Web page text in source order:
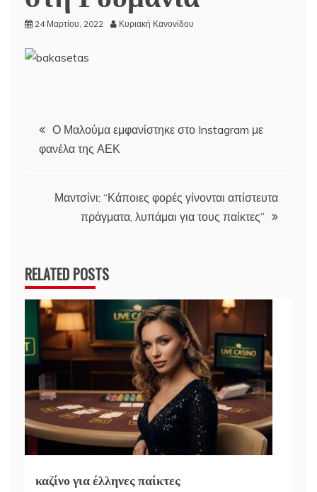
24 Μαρτίου, 2022 Κυριακή Κανονίδου
Πλοήγηση
άρθρων
Ο Μαλούμα εμφανίστηκε στο Instagram με
φανέλα της ΑΕΚ
Μαντσίνι: “Κάποιες φορές γίνονται απίστευτα
πράγματα, λυπάμαι για τους παίκτες”
RELATED POSTS
καζίνο για έλληνες παίκτες